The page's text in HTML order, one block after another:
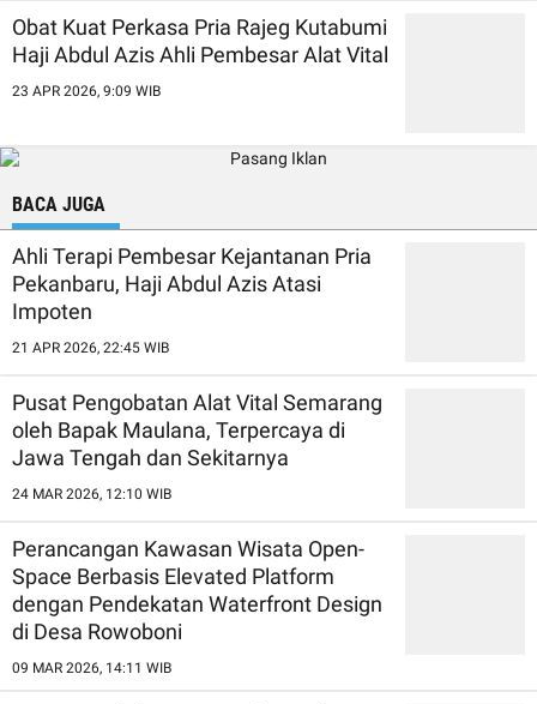
Obat Kuat Perkasa Pria Rajeg Kutabumi
Haji Abdul Azis Ahli Pembesar Alat Vital
23 APR 2026, 9:09 WIB
BACA JUGA
Ahli Terapi Pembesar Kejantanan Pria
Pekanbaru, Haji Abdul Azis Atasi
Impoten
21 APR 2026, 22:45 WIB
Pusat Pengobatan Alat Vital Semarang
oleh Bapak Maulana, Terpercaya di
Jawa Tengah dan Sekitarnya
24 MAR 2026, 12:10 WIB
Perancangan Kawasan Wisata Open-
Space Berbasis Elevated Platform
dengan Pendekatan Waterfront Design
di Desa Rowoboni
09 MAR 2026, 14:11 WIB